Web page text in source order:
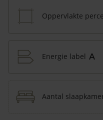
Oppervlakte
Energie label A
Aantal